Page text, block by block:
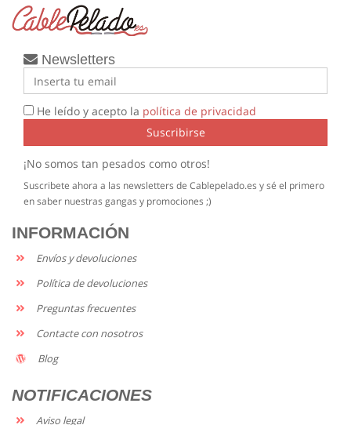
Newsletters
He leído y acepto la política de privacidad
Suscribirse
¡No somos tan pesados como otros!
Suscribete ahora a las newsletters de Cablepelado.es y sé el primero
en saber nuestras gangas y promociones ;)
INFORMACIÓN
Envíos y devoluciones
Política de devoluciones
Preguntas frecuentes
Contacte con nosotros
Blog
NOTIFICACIONES
Aviso legal